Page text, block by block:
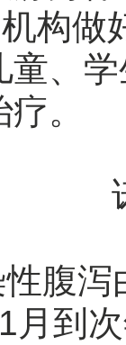
构做
童、
。
腹
月到